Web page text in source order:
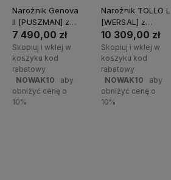
Narożnik Genova
II [PUSZMAN] z
funkcją spania
7 490,00 zł
Skopiuj i wklej w
koszyku kod
rabatowy
NOWAK10
aby
obniżyć cenę o
10%
Narożnik TOLLO L
[WERSAL] z
funkcją relaks i
elektrycznym
wysuwem
10 309,00 zł
Skopiuj i wklej w
koszyku kod
rabatowy
NOWAK10
aby
obniżyć cenę o
10%